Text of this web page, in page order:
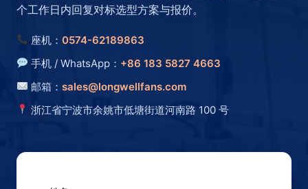
个工作日内回复对标选型方案与报价。
座机：0574-62189863
手机 / WhatsApp： +86 183 5827 4663
邮箱：sales@longwellfans.com
浙江省宁波市余姚市低塘街道河南路 100 号